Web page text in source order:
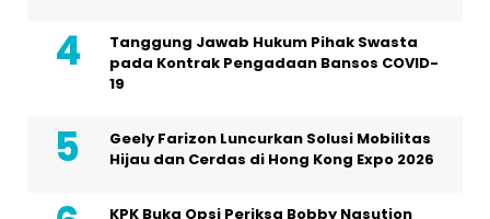
Tanggung Jawab Hukum Pihak Swasta
pada Kontrak Pengadaan Bansos COVID-
19
Geely Farizon Luncurkan Solusi Mobilitas
Hijau dan Cerdas di Hong Kong Expo 2026
KPK Buka Opsi Periksa Bobby Nasution